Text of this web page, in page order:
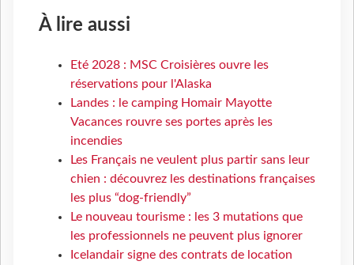
À lire aussi
Eté 2028 : MSC Croisières ouvre les
réservations pour l'Alaska
Landes : le camping Homair Mayotte
Vacances rouvre ses portes après les
incendies
Les Français ne veulent plus partir sans leur
chien : découvrez les destinations françaises
les plus “dog-friendly”
Le nouveau tourisme : les 3 mutations que
les professionnels ne peuvent plus ignorer
Icelandair signe des contrats de location